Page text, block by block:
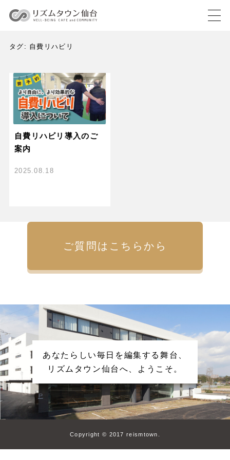
タグ: 自費リハビリ
自費リハビリ導入のご
案内
2025.08.18
ご質問はこちらから
あなたらしい毎日を編集する舞台、
リズムタウン仙台へ、ようこそ。
Copyright © 2017 reismtown.